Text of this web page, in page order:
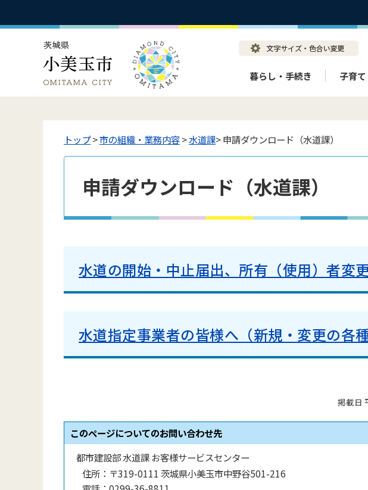
暮らし・手続き 子育
トップ>市の組織・業務内容>水道課> 申請ダウンロード（水道課）
申請ダウンロード（水道課）
水道の開始・中止届出、所有（使用）者変
水道指定事業者の皆様へ（新規・変更の各
掲載日
このページについてのお問い合わせ先
都市建設部 水道課 お客様サービスセンター
住所： 〒319-0111 茨城県小美玉市中野谷501-216